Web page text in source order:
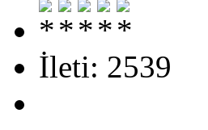
İleti: 2539